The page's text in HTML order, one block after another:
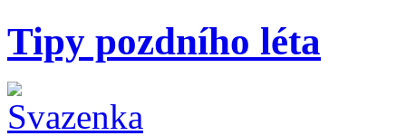
Tipy pozdního léta